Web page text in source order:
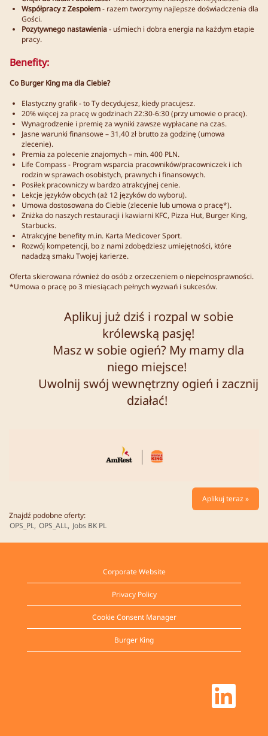
Współpracy z Zespołem- razem tworzymy najlepsze doświadczenia dla
Gości.
Pozytywnego nastawienia- uśmiech i dobra energia na każdym etapie
pracy.
Benefity:
Co Burger King ma dla Ciebie?
Elastyczny grafik - to Ty decydujesz, kiedy pracujesz.
20% więcej za pracę w godzinach 22:30-6:30 (przy umowie o pracę).
Wynagrodzenie i premię za wyniki zawsze wypłacane na czas.
Jasne warunki finansowe – 31,40 zł brutto za godzinę (umowa
zlecenie).
Premia za polecenie znajomych – min. 400 PLN.
Life Compass - Program wsparcia pracowników/pracowniczek i ich
rodzin w sprawach osobistych, prawnych i finansowych.
Posiłek pracowniczy w bardzo atrakcyjnej cenie.
Lekcje języków obcych (aż 12 języków do wyboru).
Umowa dostosowana do Ciebie (zlecenie lub umowa o pracę*).
Zniżka do naszych restauracji i kawiarni KFC, Pizza Hut, Burger King,
Starbucks.
Atrakcyjne benefity m.in. Karta Medicover Sport.
Rozwój kompetencji, bo z nami zdobędziesz umiejętności, które
nadadzą smaku Twojej karierze.
Oferta skierowana również do osób z orzeczeniem o niepełnosprawności.
*Umowa o pracę po 3 miesiącach pełnych wyzwań i sukcesów.
Aplikuj już dziś i rozpal w sobie
królewską pasję!
Masz w sobie ogień? My mamy dla
niego miejsce!
Uwolnij swój wewnętrzny ogień i zacznij
działać!
Aplikuj teraz »
Znajdź podobne oferty:
OPS_PL, OPS_ALL, Jobs BK PL
Corporate Website
Privacy Policy
Cookie Consent Manager
Burger King
O